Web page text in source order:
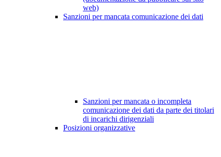
web)
Sanzioni per mancata comunicazione dei dati
Sanzioni per mancata o incompleta
comunicazione dei dati da parte dei titolari
di incarichi dirigenziali
Posizioni organizzative